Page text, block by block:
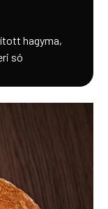
hagyma,
só